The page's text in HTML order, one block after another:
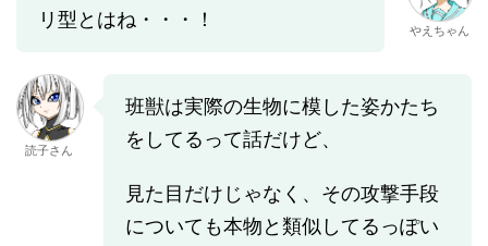
リ型とはね・・・！
やえちゃん
読子さん
班獣は実際の生物に模した姿かたち
をしてるって話だけど、
見た目だけじゃなく、その攻撃手段
についても本物と類似してるっぽい